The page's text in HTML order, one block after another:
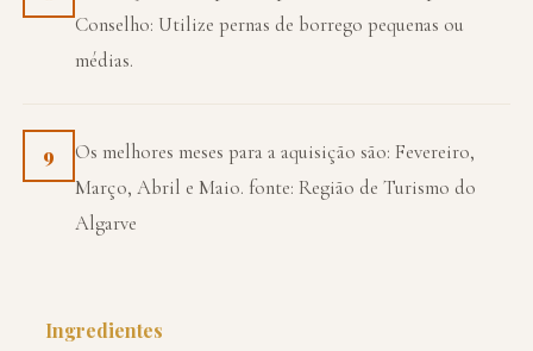
Conselho: Utilize pernas de borrego pequenas ou
médias.
9
Os melhores meses para a aquisição são: Fevereiro,
Março, Abril e Maio. fonte: Região de Turismo do
Algarve
Ingredientes